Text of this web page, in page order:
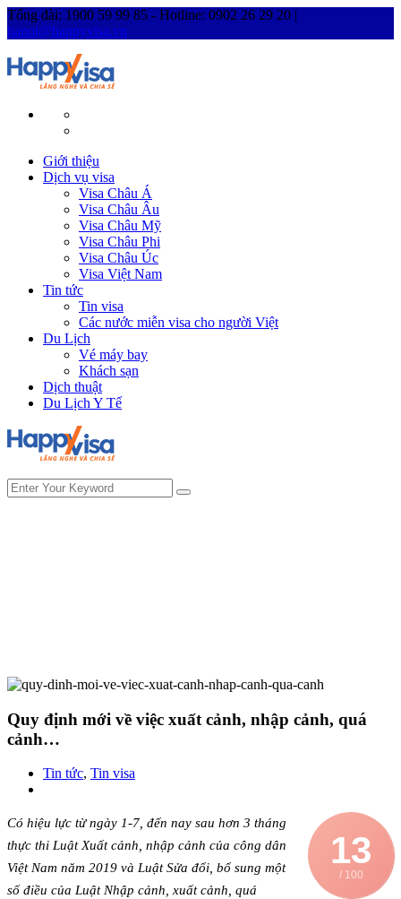
Tổng đài: 1900 59 99 85 - Hotline: 0902 26 29 20 |
hanoi@happyvisa.vn
Giới thiệu
Dịch vụ visa
Visa Châu Á
Visa Châu Âu
Visa Châu Mỹ
Visa Châu Phi
Visa Châu Úc
Visa Việt Nam
Tin tức
Tin visa
Các nước miễn visa cho người Việt
Du Lịch
Vé máy bay
Khách sạn
Dịch thuật
Du Lịch Y Tế
Quy định mới về việc xuất cảnh, nhập cảnh, quá
cảnh…
Tin tức, Tin visa
13
/ 100
Có hiệu lực từ ngày 1-7, đến nay sau hơn 3 tháng
thực thi Luật Xuất cảnh, nhập cảnh của công dân
Việt Nam năm 2019 và Luật Sửa đổi, bổ sung một
số điều của Luật Nhập cảnh, xuất cảnh, quá